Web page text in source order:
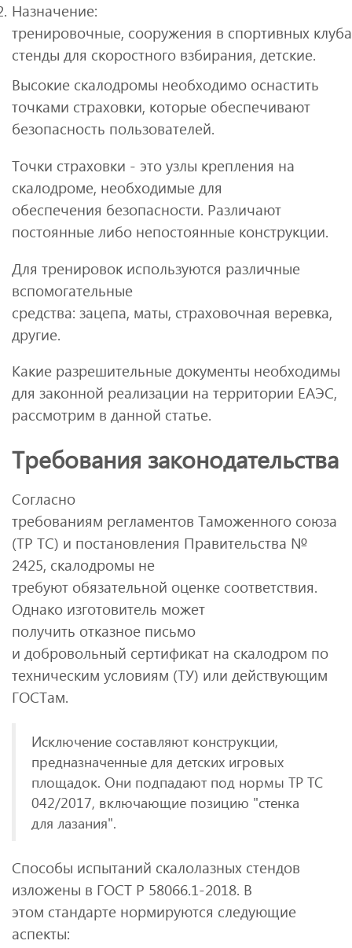
Назначение:
тренировочные, сооружения в спортивных
стенды для скоростного взбирания, детские.
Высокие скалодромы необходимо оснастить
точками страховки, которые обеспечивают
безопасность пользователей.
Точки страховки - это узлы крепления на
скалодроме, необходимые для
обеспечения безопасности. Различают
постоянные либо непостоянные конструкции.
Для тренировок используются различные
вспомогательные
средства: зацепа, маты, страховочная веревка,
другие.
Какие разрешительные документы необходимы
для законной реализации на территории ЕАЭС,
рассмотрим в данной статье.
Требования законодательства
Согласно
требованиям регламентов Таможенного союза
(ТР ТС) и постановления Правительства №
2425, скалодромы не
требуют обязательной оценке соответствия.
Однако изготовитель может
получить отказное письмо
и добровольный сертификат на скалодром по
техническим условиям (ТУ) или действующим
ГОСТам.
Исключение составляют конструкции,
предназначенные для детских игровых
площадок. Они подпадают под нормы ТР ТС
042/2017, включающие позицию "стенка
для лазания".
Способы испытаний скалолазных стендов
изложены в ГОСТ Р 58066.1-2018. В
этом стандарте нормируются следующие
аспекты: